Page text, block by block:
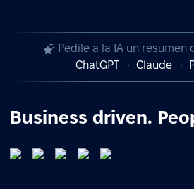
Pedile a la IA un resumen
ChatGPT
Claude
Business driven.